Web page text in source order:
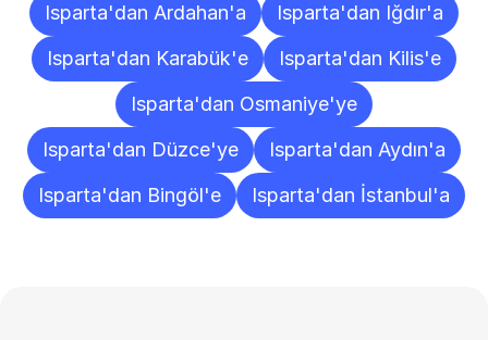
Isparta'dan Ardahan'a
Isparta'dan Iğdır'a
Isparta'dan Karabük'e
Isparta'dan Kilis'e
Isparta'dan Osmaniye'ye
Isparta'dan Düzce'ye
Isparta'dan Aydın'a
Isparta'dan Bingöl'e
Isparta'dan İstanbul'a